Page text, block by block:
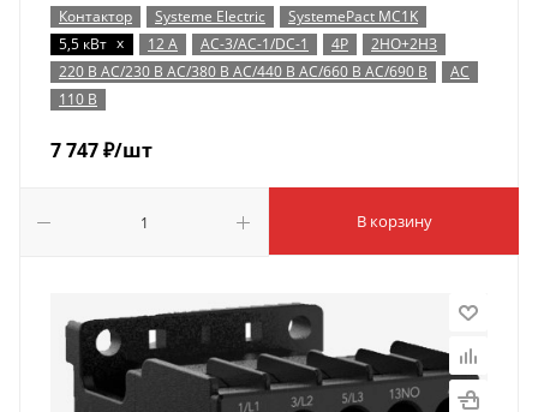
Контактор Systeme Electric
SystemePact MC1K
5,5 кВт x 12 А AC-3/AC-1/DC-1 4P
2НО+2НЗ
220 В AC/230 В AC/380 В AC/440 В AC/660 В AC/690 В
AC
110 В
7 747₽/шт
В корзину